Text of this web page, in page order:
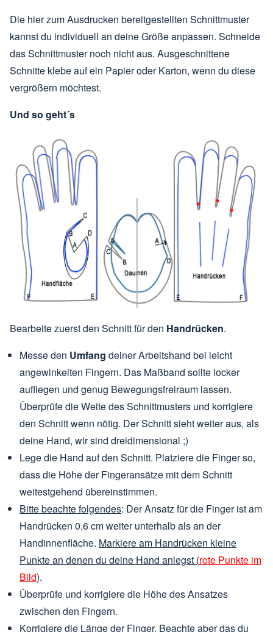
Die hier zum Ausdrucken bereitgestellten Schnittmuster
kannst du individuell an deine Größe anpassen. Schneide
das Schnittmuster noch nicht aus. Ausgeschnittene
Schnitte klebe auf ein Papier oder Karton, wenn du diese
vergrößern möchtest.
Und so geht´s
Bearbeite zuerst den Schnitt für den Handrücken.
Messe den Umfang deiner Arbeitshand bei leicht
angewinkelten Fingern. Das Maßband sollte locker
aufliegen und genug Bewegungsfreiraum lassen.
Überprüfe die Weite des Schnittmusters und korrigiere
den Schnitt wenn nötig. Der Schnitt sieht weiter aus, als
deine Hand, wir sind dreidimensional ;)
Lege die Hand auf den Schnitt. Platziere die Finger so,
dass die Höhe der Fingeransätze mit dem Schnitt
weitestgehend übereinstimmen.
Bitte beachte folgendes: Der Ansatz für die Finger ist am
Handrücken 0,6 cm weiter unterhalb als an der
Handinnenfläche. Markiere am Handrücken kleine
Punkte an denen du deine Hand anlegst (rote Punkte im
Bild).
Überprüfe und korrigiere die Höhe des Ansatzes
zwischen den Fingern.
Korrigiere die Länge der Finger. Beachte aber das du